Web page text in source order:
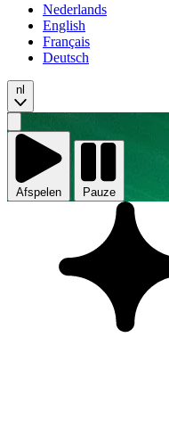
Nederlands
English
Français
Deutsch
nl
Video
afspelen
Afspelen Pauze